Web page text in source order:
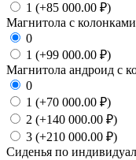
1 (+85 000.00 ₽)
Магнитола с колонками
0
1 (+99 000.00 ₽)
Магнитола андроид с
0
1 (+70 000.00 ₽)
2 (+140 000.00 ₽)
3 (+210 000.00 ₽)
Сиденья по